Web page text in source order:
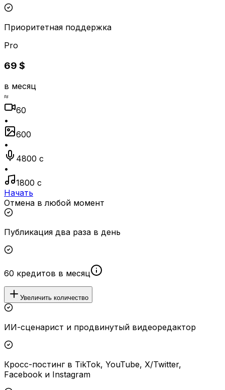
Приоритетная поддержка
Pro
69 $
в месяц
≈
60
•
600
•
4800 с
•
1800 с
Начать
Отмена в любой момент
Публикация два раза в день
60 кредитов в месяц
Увеличить количество
ИИ-сценарист и продвинутый видеоредактор
Кросс-постинг в TikTok, YouTube, X/Twitter,
Facebook и Instagram